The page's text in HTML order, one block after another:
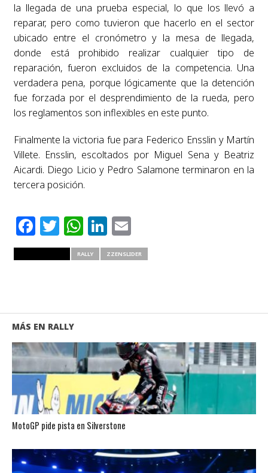
la llegada de una prueba especial, lo que los llevó a
reparar, pero como tuvieron que hacerlo en el sector
ubicado entre el cronómetro y la mesa de llegada,
donde está prohibido realizar cualquier tipo de
reparación, fueron excluidos de la competencia. Una
verdadera pena, porque lógicamente que la detención
fue forzada por el desprendimiento de la rueda, pero
los reglamentos son inflexibles en este punto.
Finalmente la victoria fue para Federico Ensslin y Martín
Villete. Ensslin, escoltados por Miguel Sena y Beatriz
Aicardi. Diego Licio y Pedro Salamone terminaron en la
tercera posición.
Facebook
Twitter
WhatsApp
LinkedIn
Email
RALLY ZZENSLIDER
MÁS EN RALLY
MotoGP pide pista en Silverstone